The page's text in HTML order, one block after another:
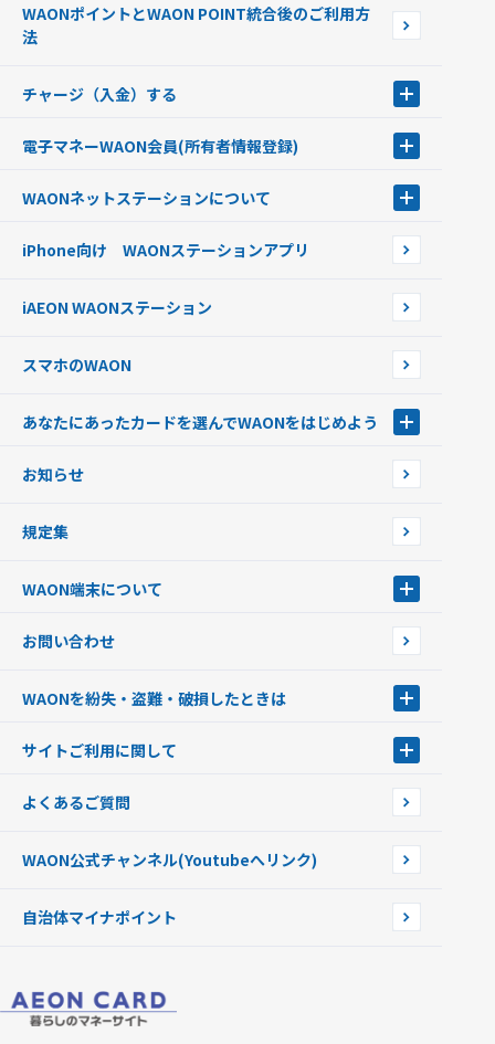
ポイントの有効期限について
WAONポイントとWAON POINT統合後のご利用方
法
チャージ（入金）する
現金でチャージする
銀行口座・ATMからチャージする
オートチャージ
ポイントからチャージする
チャージ上限金額の変更について
電子マネーWAON会員(所有者情報登録)
WAON POINTサービス会員登録に伴う個人データの共同利用のお知
WAONネットステーションについて
WAONネットステーションWAON端末について
iPhone向け WAONステーションアプリ
iAEON WAONステーション
スマホのWAON
あなたにあったカードを選んでWAONをはじめよう
フードバンク応援WAON
ご当地WAON
G.G WAON
WAONカード・WAONカードプラス
モバイルWAON
提携WAONカード
お知らせ
規定集
WAON端末について
WAONネットステーション
新型WAONステーション
WAONチャージャーmini
お問い合わせ
WAONを紛失・盗難・破損したときは
WAONカードの拾得について
サイトご利用に関して
企業情報
よくあるご質問
WAON公式チャンネル(Youtubeへリンク)
自治体マイナポイント